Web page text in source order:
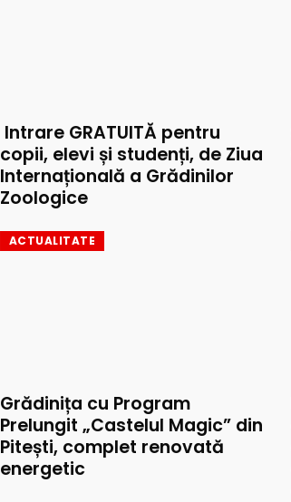
Intrare GRATUITĂ pentru
copii, elevi și studenți, de Ziua
Internațională a Grădinilor
Zoologice
ACTUALITATE
Grădinița cu Program
Prelungit „Castelul Magic” din
Pitești, complet renovată
energetic